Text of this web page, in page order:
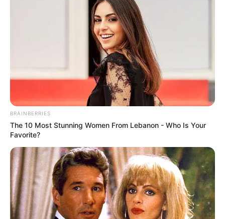
BRAINBERRIES
The 10 Most Stunning Women From Lebanon - Who Is Your
Favorite?